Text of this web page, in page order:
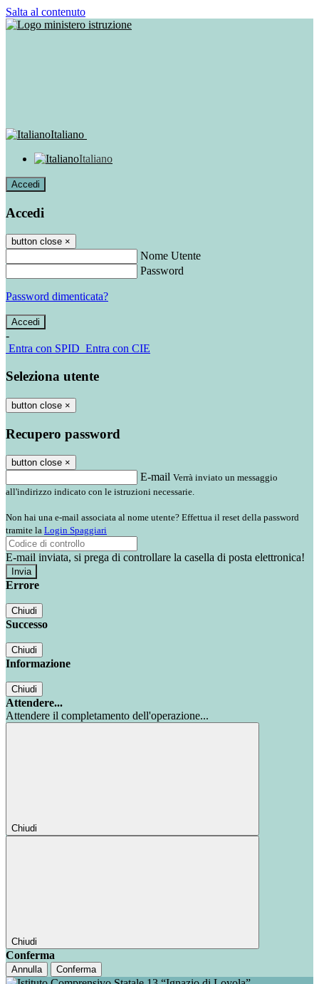
Salta al contenuto
Italiano
Italiano
Accedi
Accedi
button close ×
Nome Utente
Password
Password dimenticata?
-
Entra con SPID Entra con CIE
Seleziona utente
button close ×
Recupero password
button close ×
E-mail Verrà inviato un messaggio
all'indirizzo indicato con le istruzioni necessarie.
Non hai una e-mail associata al nome utente? Effettua il reset della password
tramite la Login Spaggiari
E-mail inviata, si prega di controllare la casella di posta elettronica!
Errore
Chiudi
Successo
Chiudi
Informazione
Chiudi
Attendere...
Attendere il completamento dell'operazione...
Chiudi
Chiudi
Conferma
Annulla Conferma